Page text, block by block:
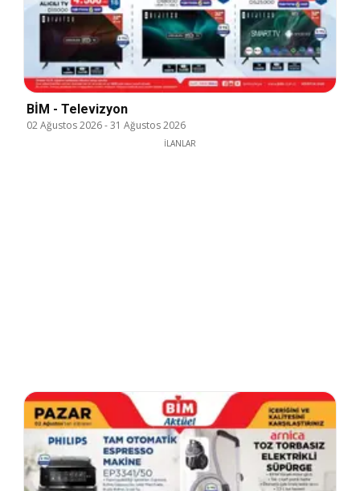
BİM - Televizyon
02 Ağustos 2026-31 Ağustos 2026
İLANLAR